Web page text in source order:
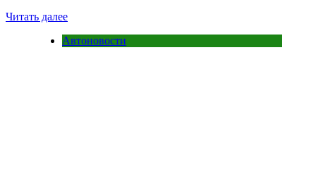
Читать далее
Автоновости